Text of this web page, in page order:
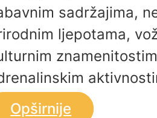
sadržajima,
ljepotama,
Opširnije